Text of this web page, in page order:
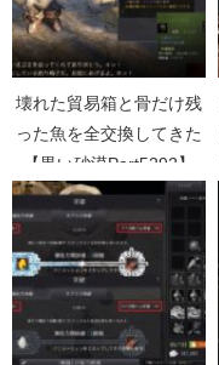
壊れた貿易箱と骨だけ残
った魚を全交換してきた
【黒い砂漠Part5292】